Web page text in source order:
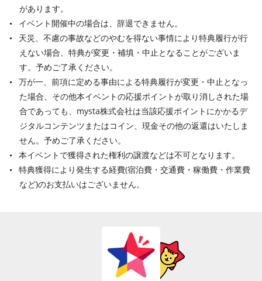
があります。
イベント開催中の場合は、辞退できません。
天災、不慮の事故などのやむを得ない事情により特典履行が行
えない場合、特典が変更・補填・中止となることがございま
す。予めご了承ください。
万が一、前項に定める事由による特典履行が変更・中止となっ
た場合、その他本イベントの応援ポイントが取り消しされた場
合であっても、mysta株式会社は当該応援ポイントにかかるデ
ジタルコンテンツまたはコイン、現金その他の返還はいたしま
せん。予めご了承ください。
本イベントで獲得された権利の譲渡などは不可となります。
特典獲得により発生する経費(宿泊費・交通費・稼働費・作業費
など)のお支払いはございません。